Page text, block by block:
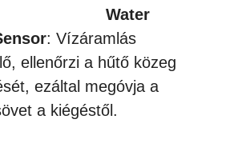
Water
: Vízáramlás
ellenőrzi a hűtő közeg
ezáltal megóvja a
a kiégéstől.